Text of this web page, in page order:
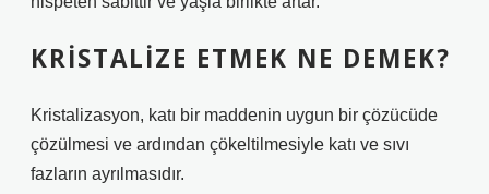
KRISTALIZE ETMEK NE DEMEK?
Kristalizasyon, katı bir maddenin uygun bir çözücüde
çözülmesi ve ardından çökeltilmesiyle katı ve sıvı
fazların ayrılmasıdır.